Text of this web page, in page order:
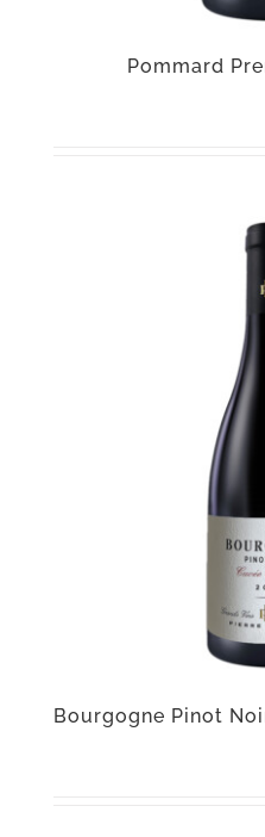
Pommard
Bourgogne Pinot